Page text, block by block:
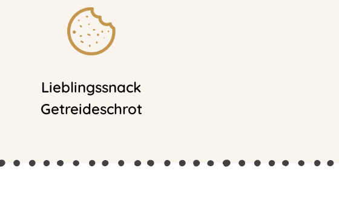
Lieblingssnack
Getreideschrot